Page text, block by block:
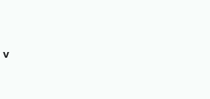
v